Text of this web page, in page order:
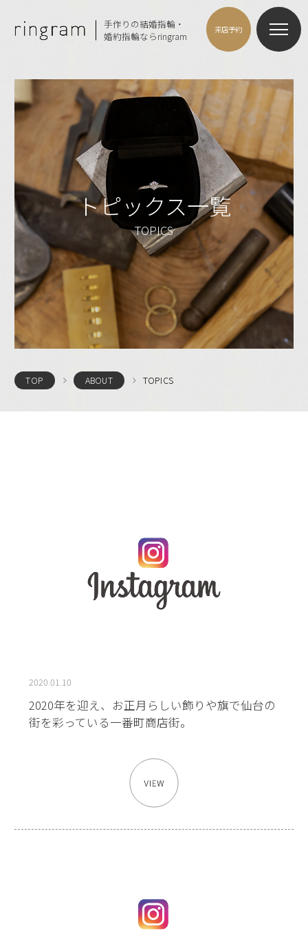
手作りの結婚指輪・
婚約指輪ならringram
来店予約
トピックス一覧
TOPICS
TOP ABOUT TOPICS
2020.01.10
2020年を迎え、お正月らしい飾りや旗で仙台の
街を彩っている一番町商店街。